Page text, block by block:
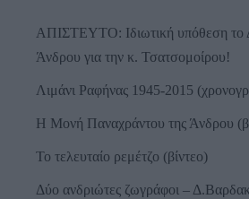
ΑΠΙΣΤΕΥΤΟ: Ιδιωτική υπόθεση το
Άνδρου για την κ. Τσατσομοίρου!
Λιμάνι Ραφήνας 1945-2015
Η Μονή Παναχράντου της Άνδρου
Το τελευταίο ρεμέτζο (βίντεο)
Δύο ανδριώτες ζωγράφοι –